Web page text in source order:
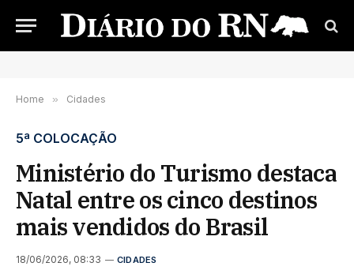
Home » Cidades
5ª COLOCAÇÃO
Ministério do Turismo destaca
Natal entre os cinco destinos
mais vendidos do Brasil
18/06/2026, 08:33 CIDADES